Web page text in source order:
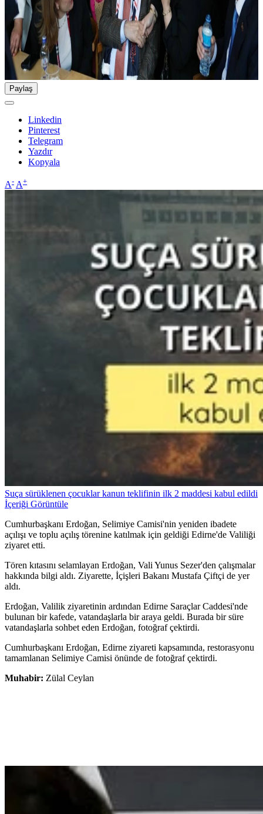
Paylaş
Linkedin
Pinterest
Telegram
Yazdır
Kopyala
A- A+
Suça sürüklenen çocuklar kanun teklifinin ilk 2 maddesi kabul edildi
İçeriği Görüntüle
Cumhurbaşkanı Erdoğan, Selimiye Camisi'nin yeniden ibadete
açılışı ve toplu açılış törenine katılmak için geldiği Edirne'de Valiliği
ziyaret etti.
Tören kıtasını selamlayan Erdoğan, Vali Yunus Sezer'den çalışmalar
hakkında bilgi aldı. Ziyarette, İçişleri Bakanı Mustafa Çiftçi de yer
aldı.
Erdoğan, Valilik ziyaretinin ardından Edirne Saraçlar Caddesi'nde
bulunan bir kafede, vatandaşlarla bir araya geldi. Burada bir süre
vatandaşlarla sohbet eden Erdoğan, fotoğraf çektirdi.
Cumhurbaşkanı Erdoğan, Edirne ziyareti kapsamında, restorasyonu
tamamlanan Selimiye Camisi önünde de fotoğraf çektirdi.
Muhabir: Zülal Ceylan